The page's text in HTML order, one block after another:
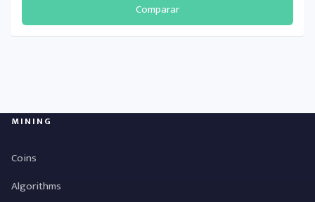
Comparar
MINING
Coins
Algorithms